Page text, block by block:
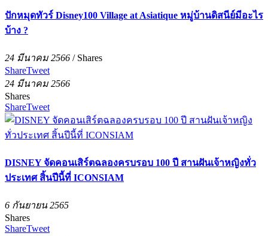
ปักหมุดทัวร์ Disney100 Village at Asiatique หมู่บ้านดิสนีย์มีอะไร
บ้าง ?
24 มีนาคม 2566 / Shares
ShareTweet
24 มีนาคม 2566
Shares
ShareTweet
DISNEY จัดคอนเสิร์ตฉลองครบรอบ 100 ปี สานฝันเจ้าหญิงทั่ว
ประเทศ สิ้นปีนี้ที่ ICONSIAM
6 กันยายน 2565
Shares
ShareTweet